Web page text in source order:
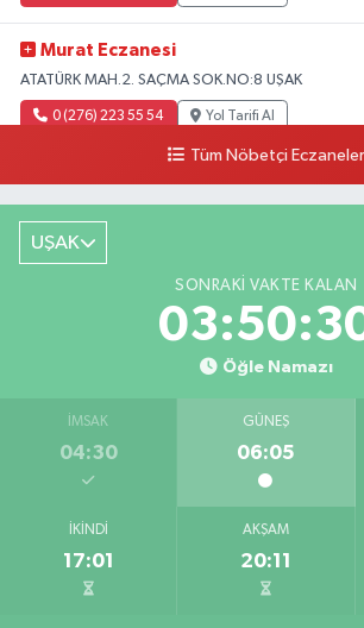
Murat Eczanesi
ATATÜRK MAH.2. SAÇMA SOK.NO:8 UŞAK
0 (276) 223 55 54 Yol Tarifi Al
Tüm Nöbetçi Eczaneler
UŞAK
SONRAKI VAKTE KALAN
Öğle Namazı
İMSAK
04:30
GÜNEŞ
06:05
İKINDI
17:01
AKŞAM
20:11